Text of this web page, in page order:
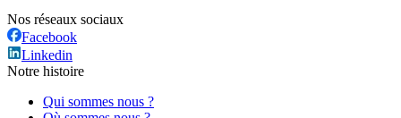
Nos réseaux sociaux
Facebook
Linkedin
Notre histoire
Qui sommes nous ?